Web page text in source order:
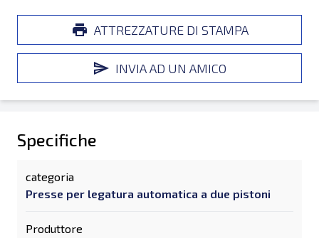
ATTREZZATURE DI STAMPA
INVIA AD UN AMICO
Specifiche
categoria
Presse per legatura automatica a due pistoni
Produttore